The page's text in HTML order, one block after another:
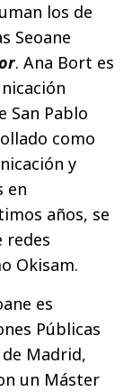
los de
Seoane
. Ana Bort es
San Pablo
como
y
en
años, se
redes
Okisam.
es
Públicas
Madrid,
un Máster